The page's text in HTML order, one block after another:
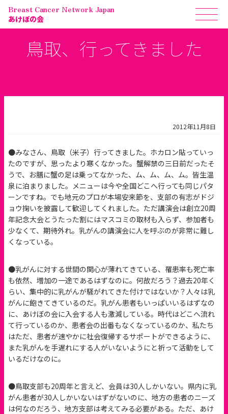
Breast Cancer Network Japan
あけぼの会
鳥取、行ってきました
2012年11月8日
●みなさん、鳥取（米子）行ってきました。ホカロン貼っていっ
たのですが、思ったより寒くなかった。蟹解禁の三日前だったそ
うで、お膳に蟹の足は乗ってなかった、ム、ム、ム、ム。皆生温
泉に泊まりました。メニューは今や全国どこへ行っても同じパタ
ーンですね。でも地元のプロが本場安来節を、支部の有志がドジ
ョウ掬いを披露して歓迎してくれました。ただ講演会は創立20周
年記念大会とうたった割にはマスコミの取材も入らず、参加者も
少なくて、期待外れ。乳がんの講演会に人を呼ぶのが非常に難し
くなっている。
●乳がんに対する世間の関心が薄れてきている、罹患率も死亡率
も依然、増加の一途であるはずなのに。何故だろう？過去20年く
らい、集中的に乳がんが騒がれてきた付けではないか？人々は乳
がんに飽きてきているのだ。乳がん患者もいっぱいいるはずなの
に、あけぼの会に入会する人も激減している。時代はどこへ流れ
て行っているのか、患者会の出番もなくなっているのか、私たち
はただ、患者が速やかに社会復帰するサポートができるように、
また乳がんを手遅れにする人がいないようにと祈って活動をして
いるだけなのに。
●鳥取支部も20周年と言えど、会員は30人しかいない。県内に乳
がん患者が30人しかいないはずがないのに、地方の患者のニーズ
は何なのだろう、地方支部は考えてみる必要がある。ただ、あけ